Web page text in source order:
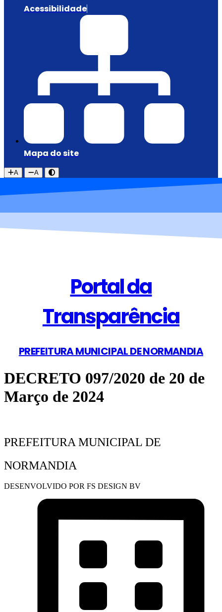
Acessibilidade
Mapa do site
A A
Portal da
Transparência
PREFEITURA MUNICIPAL DE NORMANDIA
DECRETO 097/2020 de 20 de
Março de 2024
PREFEITURA MUNICIPAL DE
NORMANDIA
DESENVOLVIDO POR FS DESIGN BV